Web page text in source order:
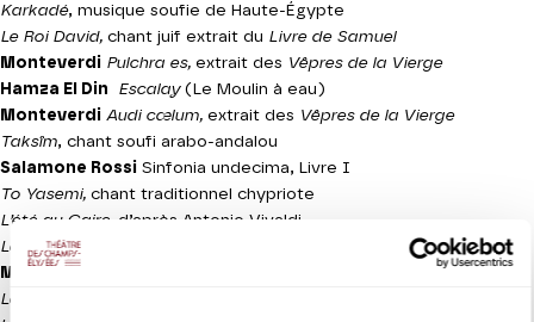
Karkadé, musique soufie de Haute-Égypte
Le Roi David, chant juif extrait du Livre de Samuel
Monteverdi Pulchra es, extrait des Vêpres de la Vierge
Hamza El Din
Escalay(Le Moulin à eau)
Monteverdi Audi cœlum, extrait des Vêpres de la Vierge
Taksîm, chant soufi arabo-andalou
Salamone Rossi Sinfonia undecima, Livre I
To Yasemi, chant traditionnel chypriote
L’été au Caire, d’après Antonio Vivaldi
Lecha Dodi,
Monteverdi
Vêpres de la Vierge
Lammâ badâ yatathannâ,